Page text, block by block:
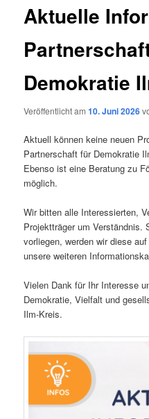
Aktuelle
Demokratie
Veröffentlicht am10. Juni 2026
Aktuell können keine neuen
Partnerschaft für Demokratie
Ebenso ist eine Beratung zu
möglich.
Wir bitten alle Interessierten,
Projektträger um Verständnis.
vorliegen, werden wir diese
unsere weiteren
Vielen Dank für Ihr Interesse
Demokratie, Vielfalt und
Ilm-Kreis.